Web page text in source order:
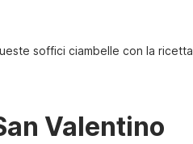
soffici ciambelle con la
Valentino